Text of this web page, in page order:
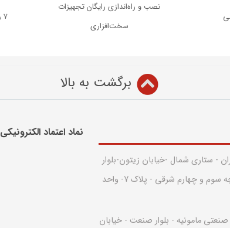
نصب و راه‌اندازی رایگان تجهیزات
سخت‌افزاری
۷ روز ضمانت بازگشت
برگشت به بالا
- ستاری شمال -خیابان زیتون-بلوار
قدس - بین کوچه سوم و چهارم شرقی - پلاک 7- واحد
مامونیه - بلوار صنعت - خیابان
نماد اعتماد الکترونیکی​